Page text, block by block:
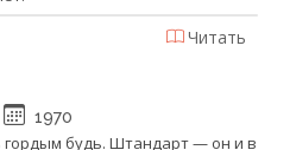
Читать
1970
будь. Штандарт — он и в